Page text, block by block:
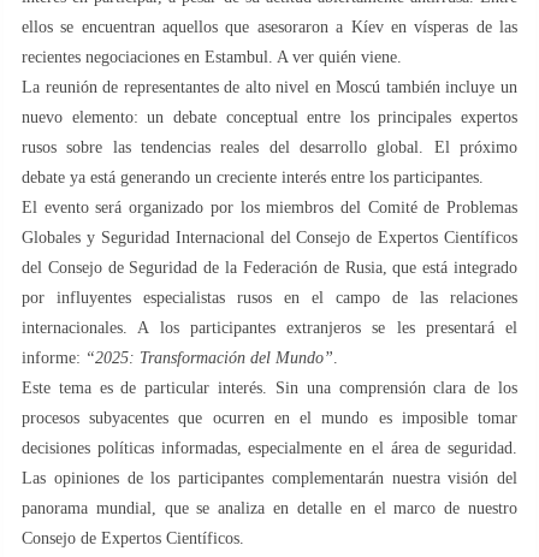
ellos se encuentran aquellos que asesoraron a Kíev en vísperas de las
recientes negociaciones en Estambul. A ver quién viene.
La reunión de representantes de alto nivel en Moscú también incluye un
nuevo elemento: un debate conceptual entre los principales expertos
rusos sobre las tendencias reales del desarrollo global. El próximo
debate ya está generando un creciente interés entre los participantes.
El evento será organizado por los miembros del Comité de Problemas
Globales y Seguridad Internacional del Consejo de Expertos Científicos
del Consejo de Seguridad de la Federación de Rusia, que está integrado
por influyentes especialistas rusos en el campo de las relaciones
internacionales. A los participantes extranjeros se les presentará el
informe: “2025: Transformación del Mundo”
Este tema es de particular interés. Sin una comprensión clara de los
procesos subyacentes que ocurren en el mundo es imposible tomar
decisiones políticas informadas, especialmente en el área de seguridad.
Las opiniones de los participantes complementarán nuestra visión del
panorama mundial, que se analiza en detalle en el marco de nuestro
Consejo de Expertos Científicos.